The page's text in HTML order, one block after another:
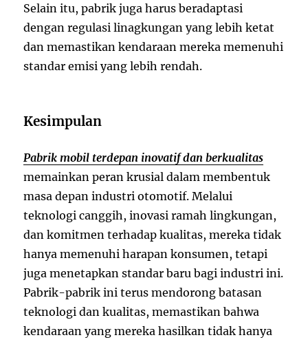
Selain itu, pabrik juga harus beradaptasi
dengan regulasi linagkungan yang lebih ketat
dan memastikan kendaraan mereka memenuhi
standar emisi yang lebih rendah.
Kesimpulan
Pabrik mobil terdepan inovatif dan berkualitas
memainkan peran krusial dalam membentuk
masa depan industri otomotif. Melalui
teknologi canggih, inovasi ramah lingkungan,
dan komitmen terhadap kualitas, mereka tidak
hanya memenuhi harapan konsumen, tetapi
juga menetapkan standar baru bagi industri ini.
Pabrik-pabrik ini terus mendorong batasan
teknologi dan kualitas, memastikan bahwa
kendaraan yang mereka hasilkan tidak hanya